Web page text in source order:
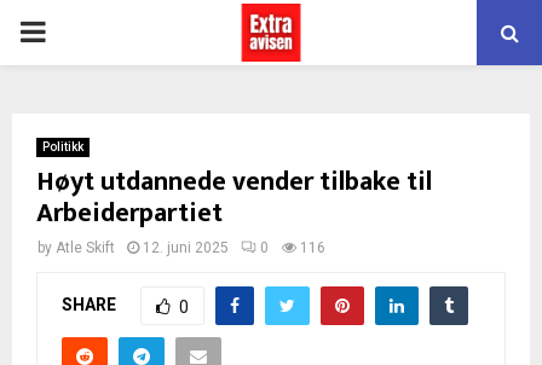
PRIMARY
Politikk
Høyt utdannede vender tilbake til
Arbeiderpartiet
by Atle Skift 12. juni 2025 0 116
SHARE 0